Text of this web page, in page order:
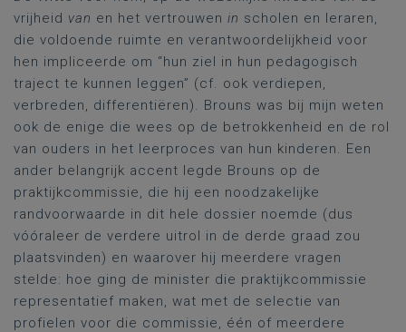
vrijheid van en het vertrouwen in scholen en leraren,
die voldoende ruimte en verantwoordelijkheid voor
hen impliceerde om “hun ziel in hun pedagogisch
traject te kunnen leggen” (cf. ook verdiepen,
verbreden, differentiëren). Brouns was bij mijn weten
ook de enige die wees op de betrokkenheid en de rol
van ouders in het leerproces van hun kinderen. Een
ander belangrijk accent legde Brouns op de
praktijkcommissie, die hij een noodzakelijke
randvoorwaarde in dit hele dossier noemde (dus
vóóraleer de verdere uitrol in de derde graad zou
plaatsvinden) en waarover hij meerdere vragen
stelde: hoe ging de minister die praktijkcommissie
representatief maken, wat met de selectie van
profielen voor die commissie, één of meerdere